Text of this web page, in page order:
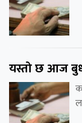
यस्तो छ आज